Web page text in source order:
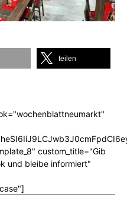
teilen
custom_title="Gib
und bleibe informiert"